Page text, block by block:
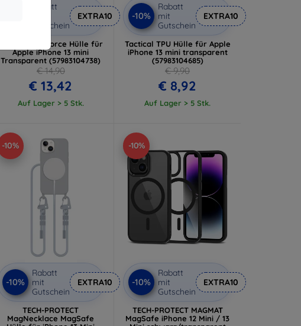
Rabatt
Gutschein
EXTRA10
Tactical MagForce Hülle für
Apple iPhone 13 mini
Transparent (57983104738)
€ 14,90
€ 13,42
Auf Lager > 5 Stk.
-10%
Rabatt
mit
Gutschein
EXTRA10
Tactical TPU Hülle für Apple
iPhone 13 mini transparent
(57983104685)
€ 9,90
€ 8,92
Auf Lager > 5 Stk.
-10%
-10%
Rabatt
mit
Gutschein
EXTRA10
TECH-PROTECT
MagNecklace MagSafe
-10%
-10%
Rabatt
mit
Gutschein
EXTRA10
TECH-PROTECT MAGMAT
MagSafe iPhone 12 Mini / 13